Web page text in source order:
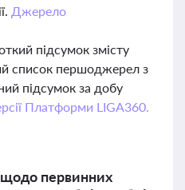
Джерело
підсумок змісту
список першоджерел з
підсумок за добу
Платформи LIGA360.
первинних